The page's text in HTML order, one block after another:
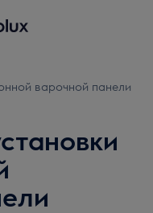
варочной панели